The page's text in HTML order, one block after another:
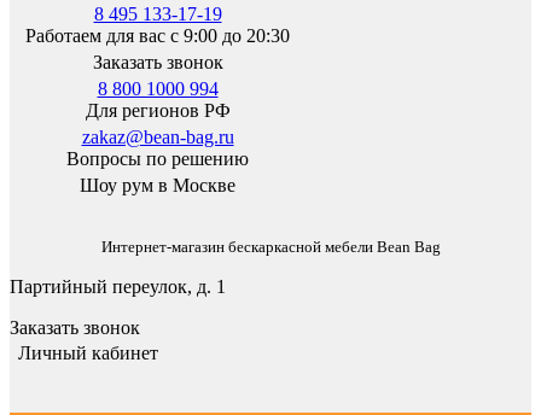
8 495 133-17-19
Работаем для вас с 9:00 до 20:30
Заказать звонок
8 800 1000 994
Для регионов РФ
zakaz@bean-bag.ru
Вопросы по решению
Шоу рум в Москве
Интернет-магазин бескаркасной мебели Bean Bag
Партийный переулок, д. 1
Заказать звонок
Личный кабинет